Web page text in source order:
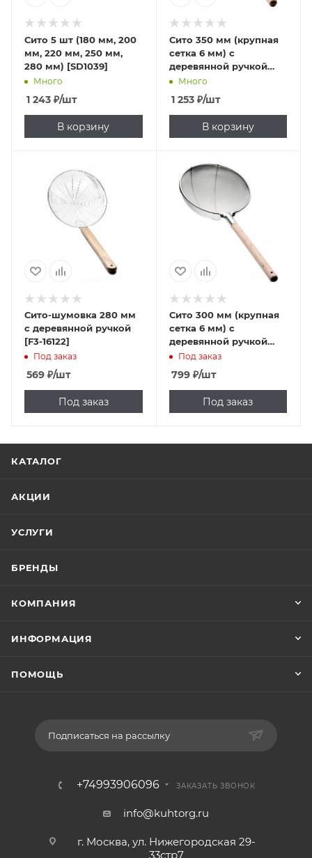
Сито 5 шт (180 мм, 200
мм, 220 мм, 250 мм,
280 мм) [SD1039]
Много
1 243 ₽/шт
В корзину
Сито 350 мм (крупная
сетка 6 мм) с
деревянной ручкой
[DT-Y1801-35]
Много
1 253₽/шт
В корзину
Сито-шумовка 280 мм
с деревянной ручкой
[F3-16122]
Под заказ
569 ₽/шт
Под заказ
Сито 300 мм (крупная
сетка 6 мм) с
деревянной ручкой
[DT-Y1801-30]
Под заказ
799₽/шт
Под заказ
КАТАЛОГ
АКЦИИ
УСЛУГИ
БРЕНДЫ
КОМПАНИЯ
ИНФОРМАЦИЯ
ПОМОЩЬ
Подписаться на рассылку
+74993906096 ЗАКАЗАТЬ ЗВОНОК
info@kuhtorg.ru
г. Москва, ул. Нижегородская 29-
33стр7